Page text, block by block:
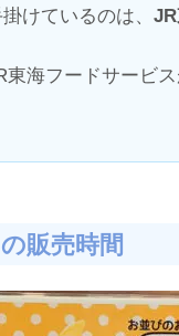
けているのは、
東海フードサービ
販売時間